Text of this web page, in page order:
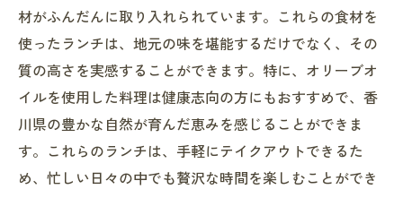
材がふんだんに取り入れられています。これらの食材を
使ったランチは、地元の味を堪能するだけでなく、その
質の高さを実感することができます。特に、オリーブオ
イルを使用した料理は健康志向の方にもおすすめで、香
川県の豊かな自然が育んだ恵みを感じることができま
す。これらのランチは、手軽にテイクアウトできるた
め、忙しい日々の中でも贅沢な時間を楽しむことができ